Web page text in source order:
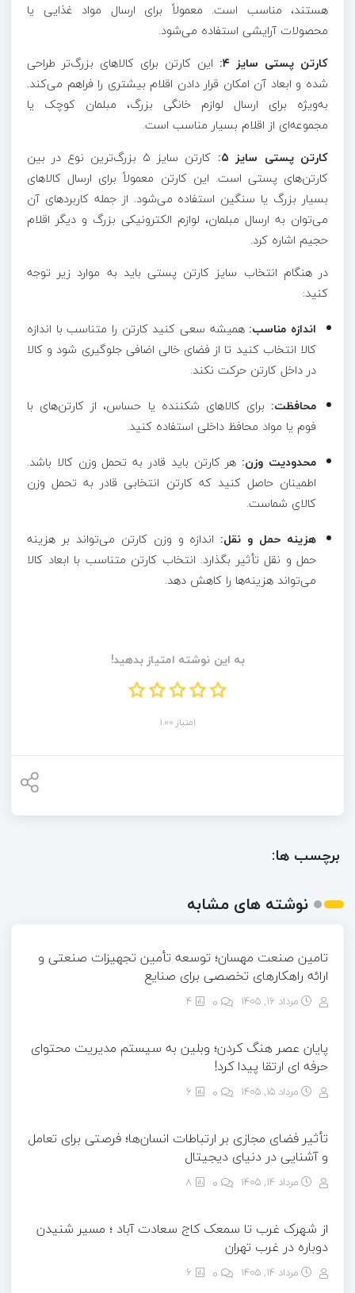
هستند، مناسب است. معمولاً برای ارسال مواد غذایی یا
محصولات آرایشی استفاده می‌شود.
کارتن پستی سایز ۴:
این کارتن برای کالاهای بزرگ‌تر طراحی
شده و ابعاد آن امکان قرار دادن اقلام بیشتری را فراهم می‌کند.
به‌ویژه برای ارسال لوازم خانگی بزرگ، مبلمان کوچک یا
مجموعه‌ای از اقلام بسیار مناسب است.
کارتن پستی سایز ۵:
کارتن سایز ۵ بزرگ‌ترین نوع در بین
کارتن‌های پستی است. این کارتن معمولاً برای ارسال کالاهای
بسیار بزرگ یا سنگین استفاده می‌شود. از جمله کاربردهای آن
می‌توان به ارسال مبلمان، لوازم الکترونیکی بزرگ و دیگر اقلام
حجیم اشاره کرد.
در هنگام انتخاب سایز کارتن پستی باید به موارد زیر توجه
کنید:
اندازه مناسب: همیشه سعی کنید کارتن را متناسب با اندازه
کالا انتخاب کنید تا از فضای خالی اضافی جلوگیری شود و کالا
در داخل کارتن حرکت نکند.
محافظت: برای کالاهای شکننده یا حساس، از کارتن‌های با
فوم یا مواد محافظ داخلی استفاده کنید.
محدودیت وزن: هر کارتن باید قادر به تحمل وزن کالا باشد.
اطمینان حاصل کنید که کارتن انتخابی قادر به تحمل وزن
کالای شماست.
هزینه حمل و نقل: اندازه و وزن کارتن می‌تواند بر هزینه
حمل و نقل تأثیر بگذارد. انتخاب کارتن متناسب با ابعاد کالا
می‌تواند هزینه‌ها را کاهش دهد.
به این نوشته امتیاز بدهید!
امتیاز 1.00
برچسب ها:
نوشته های مشابه
تامین صنعت مهسان؛ توسعه تأمین تجهیزات صنعتی و
ارائه راهکارهای تخصصی برای صنایع
مرداد ۱۶, ۱۴۰۵ 4
پایان عصر هنگ کردن؛ وبلین به سیستم مدیریت محتوای
حرفه ای ارتقا پیدا کرد!
مرداد ۱۵, ۱۴۰۵ 6
تأثیر فضای مجازی بر ارتباطات انسان‌ها؛ فرصتی برای تعامل
و آشنایی در دنیای دیجیتال
مرداد ۱۴, ۱۴۰۵ 8
از شهرک غرب تا سمعک کاج سعادت آباد ؛ مسیر شنیدن
دوباره در غرب تهران
مرداد ۱۴, ۱۴۰۵ 6